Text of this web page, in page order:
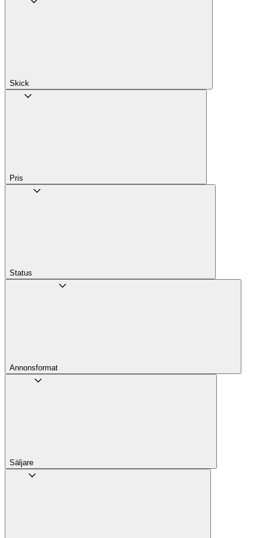
Skick
Pris
Status
Annons­format
Säljare